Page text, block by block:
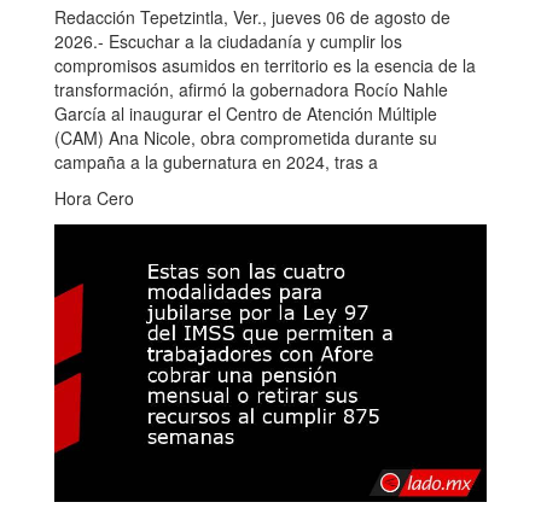
Redacción Tepetzintla, Ver., jueves 06 de agosto de
2026.- Escuchar a la ciudadanía y cumplir los
compromisos asumidos en territorio es la esencia de la
transformación, afirmó la gobernadora Rocío Nahle
García al inaugurar el Centro de Atención Múltiple
(CAM) Ana Nicole, obra comprometida durante su
campaña a la gubernatura en 2024, tras a
Hora Cero